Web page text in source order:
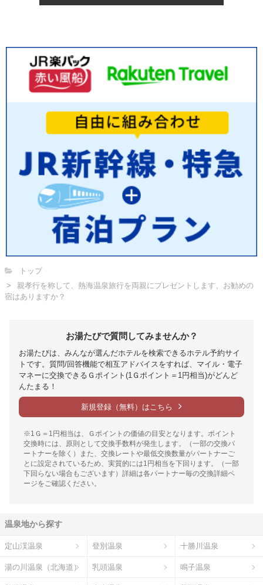
トップ
親孝行を称して、熱海温泉旅行を両親にプレゼントします、お勧めの
宿はありますか？
お湯たびで質問してみませんか？
お湯たびは、みんなが選んだホテルを検索できるホテル予約サイ
トです。質問/回答機能で相互アドバイスをすれば、マイル・電子
マネーに交換できるＧポイント(1Ｇポイント＝1円相当)がどんど
んたまる！
新規登録（無料）はこちら
※1Ｇ＝1円相当は、Ｇポイントの価値の目安となります。ポイント
交換時には、原則として交換手数料が発生します。（一部の交換パ
ートナーを除く）また、交換レートや最低交換数量がパートナーご
とに設定されているため、実質的には1円相当を下回ります。（一部
下回らない場合もございます）詳細は各パートナー毎の交換詳細ペ
ージをご確認ください。
温泉地から探す
定山渓温泉 登別温泉 十勝川温泉
湯の川温泉（北海道） 乳頭温泉 鳴子温泉